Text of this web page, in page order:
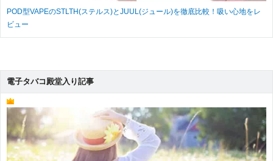
POD型VAPEのSTLTH(ステルス)とJUUL(ジュール)を徹底比較！吸い心地をレ
ビュー
電子タバコ殿堂入り記事